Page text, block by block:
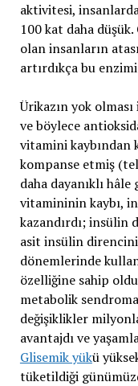
aktivitesi,
100 kat daha
olan insanların
artırdıkça bu
Ürikazın yok
ve böylece
vitamini kaybından
kompanse etmiş
daha dayanıklı
vitamininin kaybı,
kazandırdı;
asit insülin direncini
dönemlerinde
özelliğine sahip
metabolik
değişiklikler
avantajdı ve
Glisemik yükü
tüketildiği